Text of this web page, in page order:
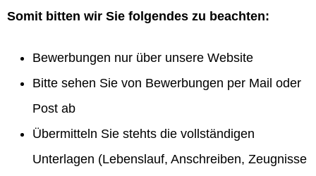
Somit bitten wir Sie folgendes zu beachten:
Bewerbungen nur über unsere Website
Bitte sehen Sie von Bewerbungen per Mail oder
Post ab
Übermitteln Sie stehts die vollständigen
Unterlagen (Lebenslauf, Anschreiben, Zeugnisse